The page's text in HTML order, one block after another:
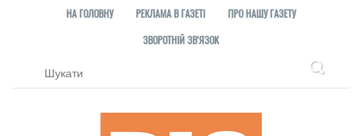
НА ГОЛОВНУ РЕКЛАМА В ГАЗЕТІ
ПРО НАШУ ГАЗЕТУ
ЗВОРОТНІЙ ЗВ'ЯЗОК